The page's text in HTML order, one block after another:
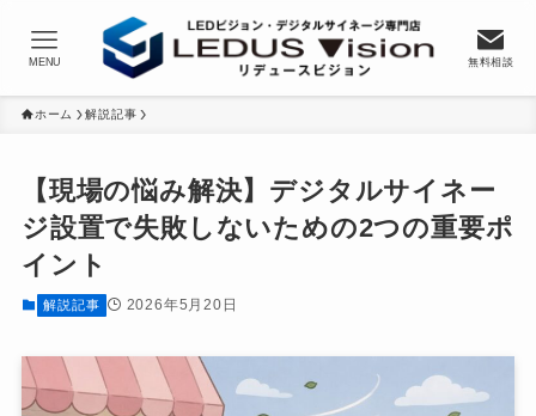
無料相談
MENU
ホーム 解説記事
【現場の悩み解決】デジタルサイネー
ジ設置で失敗しないための2つの重要ポ
イント
解説記事 2026年5月20日